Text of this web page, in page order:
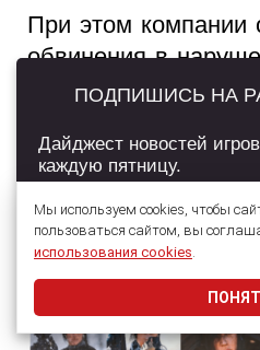
При этом компании
обвинения в
прав, указав, в
же модель и
чем и
внешности
Рассмотрение дела
Мы используем cookies, чтобы
пользоваться сайтом, вы
использования cookies.
ПОДПИШИСЬ НА
Дайджест новостей
каждую пятницу.
Даю согласие на обработку